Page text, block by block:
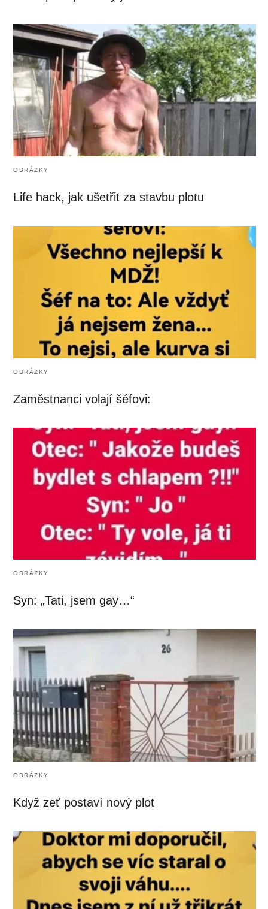
OBRÁZKY
Life hack, jak ušetřit za stavbu plotu
OBRÁZKY
Zaměstnanci volají šéfovi:
OBRÁZKY
Syn: „Tati, jsem gay…“
OBRÁZKY
Když zeť postaví nový plot